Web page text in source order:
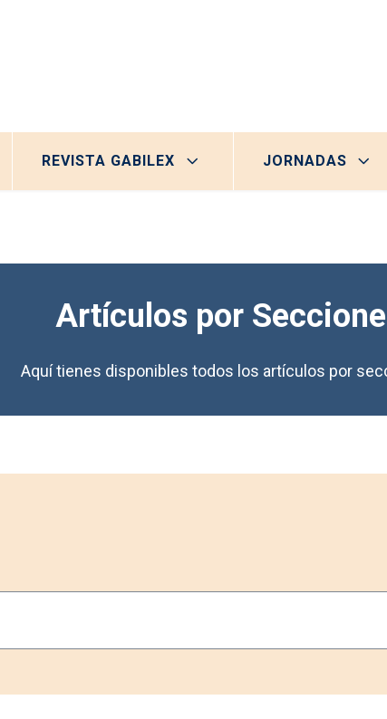
REVISTA GABILEX JORNADAS
Artículos por
Aquí tienes disponibles todos los artículos por